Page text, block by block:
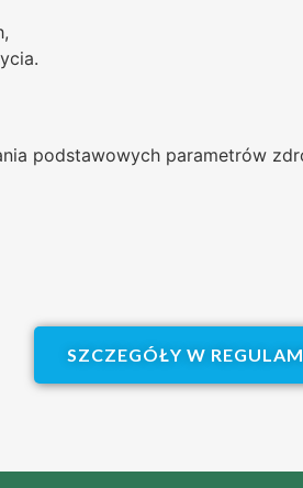
podstawowych parametrów
SZCZEGÓŁY W